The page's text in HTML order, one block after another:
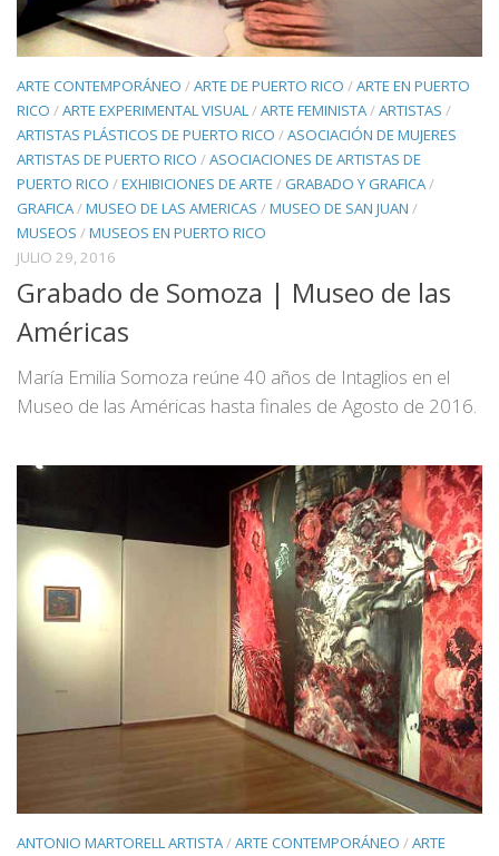
ARTE CONTEMPORÁNEO /ARTE DE PUERTO RICO /ARTE EN PUERTO
RICO /ARTE EXPERIMENTAL VISUAL /ARTE FEMINISTA /ARTISTAS /
ARTISTAS PLÁSTICOS DE PUERTO RICO /ASOCIACIÓN DE MUJERES
ARTISTAS DE PUERTO RICO /ASOCIACIONES DE ARTISTAS DE
PUERTO RICO /EXHIBICIONES DE ARTE / GRABADO Y GRAFICA /
GRAFICA /MUSEO DE LAS AMERICAS /MUSEO DE SAN JUAN /
MUSEOS /MUSEOS EN PUERTO RICO
JULIO 29, 2016
Grabado de Somoza | Museo de las
Américas
María Emilia Somoza reúne 40 años de Intaglios en el
Museo de las Américas hasta finales de Agosto de 2016.
ANTONIO MARTORELL ARTISTA/ARTE CONTEMPORÁNEO /ARTE